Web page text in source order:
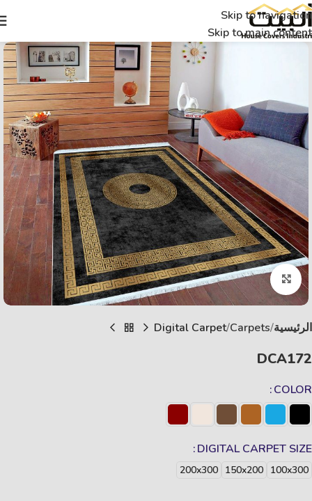
Skip to navigation
Skip to main content
Click to enlarge
الرئيسية Carpets
Digital Carpet
DCA172
COLOR
DIGITAL CARPET SIZE
100x300
150x200
200x300